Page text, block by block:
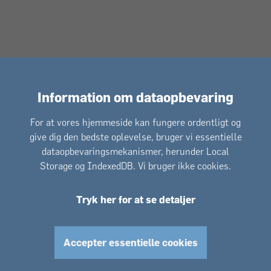
Information om dataopbevaring
For at vores hjemmeside kan fungere ordentligt og
give dig den bedste oplevelse, bruger vi essentielle
dataopbevaringsmekanismer, herunder Local
Storage og IndexedDB. Vi bruger ikke cookies.
Tryk her for at se detaljer
Accepter essentielle cookies